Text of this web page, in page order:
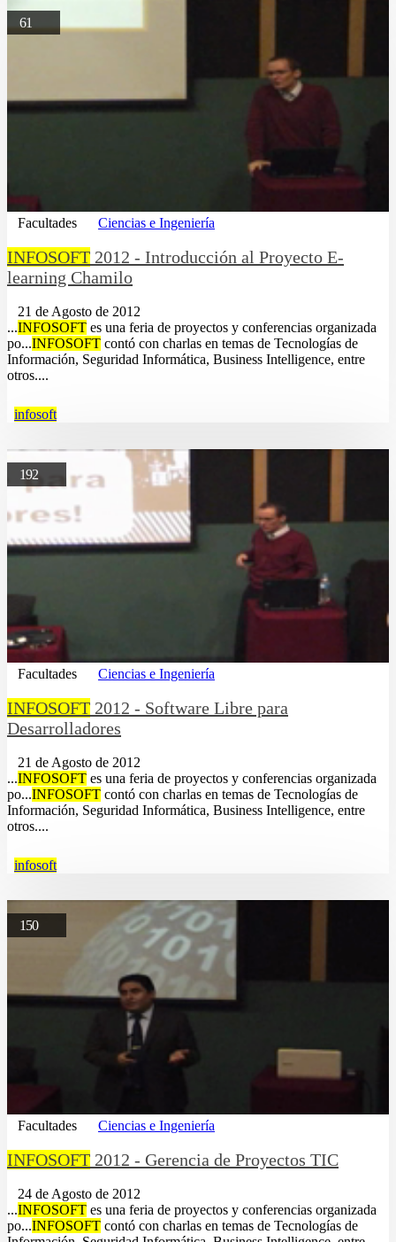
61
Facultades Ciencias e Ingeniería
INFOSOFT 2012 - Introducción al Proyecto E-
learning Chamilo
21 de Agosto de 2012
...INFOSOFT es una feria de proyectos y conferencias organizada
po...INFOSOFT contó con charlas en temas de Tecnologías de
Información, Seguridad Informática, Business Intelligence, entre
otros....
infosoft
192
Facultades Ciencias e Ingeniería
INFOSOFT 2012 - Software Libre para
Desarrolladores
21 de Agosto de 2012
...INFOSOFT es una feria de proyectos y conferencias organizada
po...INFOSOFT contó con charlas en temas de Tecnologías de
Información, Seguridad Informática, Business Intelligence, entre
otros....
infosoft
150
Facultades Ciencias e Ingeniería
INFOSOFT 2012 - Gerencia de Proyectos TIC
24 de Agosto de 2012
...INFOSOFT es una feria de proyectos y conferencias organizada
po...INFOSOFT contó con charlas en temas de Tecnologías de